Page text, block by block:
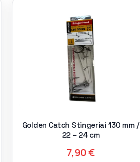
Golden Catch Stingeriai 130 mm /
22 – 24 cm
7,90€